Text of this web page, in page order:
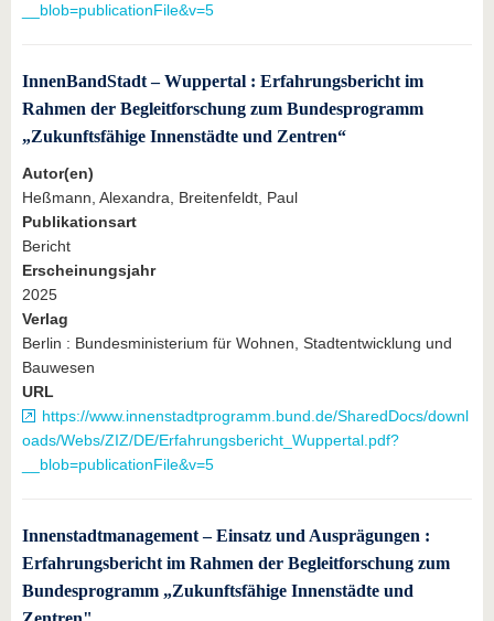
__blob=publicationFile&v=5
InnenBandStadt – Wuppertal : Erfahrungsbericht im
Rahmen der Begleitforschung zum Bundesprogramm
„Zukunftsfähige Innenstädte und Zentren“
Autor(en)
Heßmann, Alexandra, Breitenfeldt, Paul
Publikationsart
Bericht
Erscheinungsjahr
2025
Verlag
Berlin : Bundesministerium für Wohnen, Stadtentwicklung und
Bauwesen
URL
https://www.innenstadtprogramm.bund.de/SharedDocs/downl
oads/Webs/ZIZ/DE/Erfahrungsbericht_Wuppertal.pdf?
__blob=publicationFile&v=5
Innenstadtmanagement – Einsatz und Ausprägungen :
Erfahrungsbericht im Rahmen der Begleitforschung zum
Bundesprogramm „Zukunftsfähige Innenstädte und